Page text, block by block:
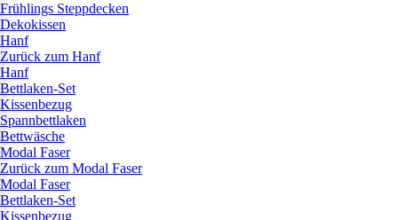
Frühlings Steppdecken
Dekokissen
Hanf
Zurück zum Hanf
Hanf
Bettlaken-Set
Kissenbezug
Spannbettlaken
Bettwäsche
Modal Faser
Zurück zum Modal Faser
Modal Faser
Bettlaken-Set
Kissenbezug